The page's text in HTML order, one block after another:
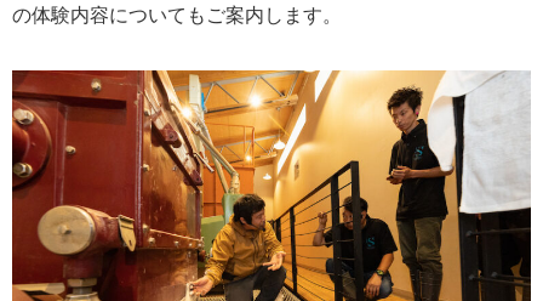
の体験内容についてもご案内します。